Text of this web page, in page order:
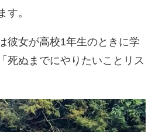
す。
彼女が高校1年生のときに学
死ぬまでにやりたいことリス